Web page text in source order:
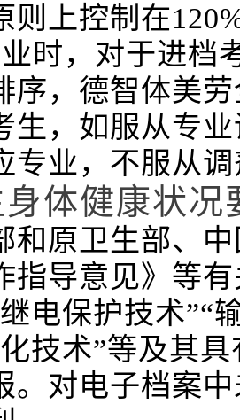
则上控制在
时，对于进档
序，德智体美
生，如服从专
专业，不服从
体健康状况
和原卫生部、
指导意见》等
电保护技术”“
技术”等及其
。对电子档案